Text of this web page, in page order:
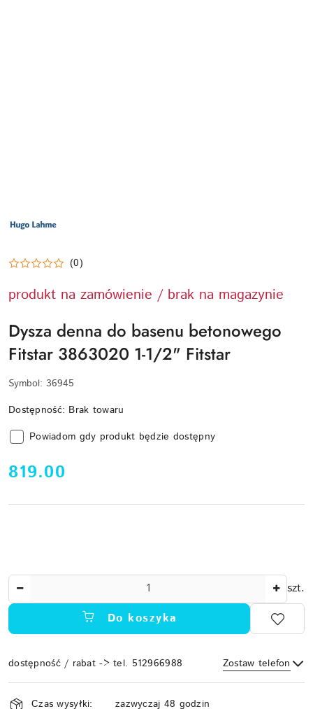
HUGO
LAHME
(0)
produkt na zamówienie / brak na magazynie
Dysza denna do basenu betonowego
Fitstar 3863020 1-1/2" Fitstar
Symbol: 36945
Dostępność: Brak towaru
Powiadom gdy produkt będzie dostępny
cena:
819.00
szt.
Do koszyka
dostępność / rabat -> tel. 512966988 Zostaw telefon
Dostępność
Czas wysyłki:
zazwyczaj 48 godzin